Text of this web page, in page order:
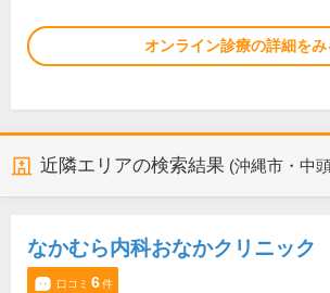
オンライン診療の詳細をみ
近隣エリアの検索結果 (沖縄市・中
なかむら内科おなかクリニック
口コミ 6件